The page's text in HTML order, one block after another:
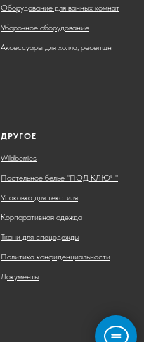
Оборудование для ванных комнат
Уборочное оборудование
Аксессуары для холла, ресепшн
ДРУГОЕ
Wildberries
Постельное белье "ПОД КЛЮЧ"
Упаковка для текстиля
Корпоративная одежда
Ткани для спецодежды
Политика конфиденциальности
Документы